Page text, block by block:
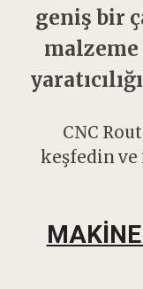
geniş bir
CNC
keşfedin